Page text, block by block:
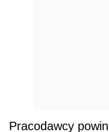
Pracodawcy